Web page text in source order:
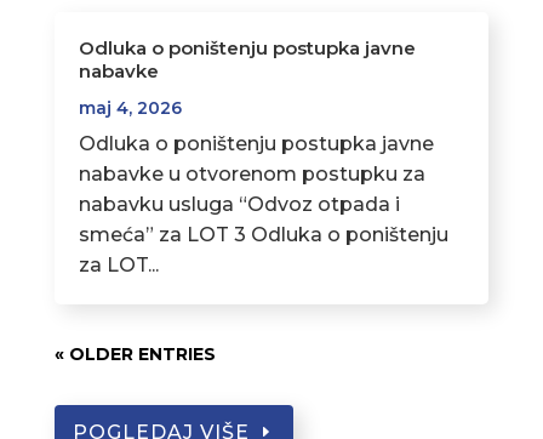
Odluka o poništenju postupka javne
nabavke
maj 4, 2026
Odluka o poništenju postupka javne
nabavke u otvorenom postupku za
nabavku usluga “Odvoz otpada i
smeća” za LOT 3 Odluka o poništenju
za LOT...
« OLDER ENTRIES
POGLEDAJ VIŠE